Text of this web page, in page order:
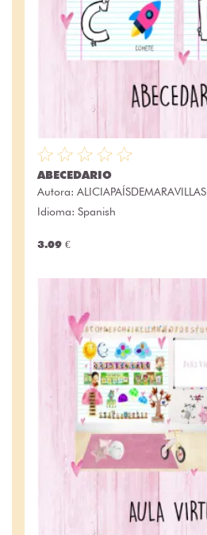
ABECEDARIO
Autora: ALICIAPAÍSDEMARAVILLAS
Idioma: Spanish
3.09 €